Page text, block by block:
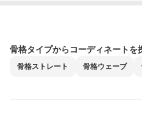
骨格タイプからコーディネートを
骨格ストレート 骨格ウェーブ